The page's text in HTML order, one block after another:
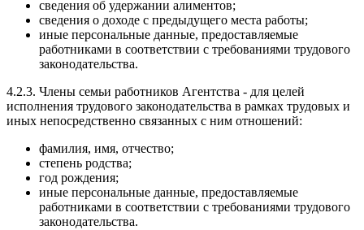
сведения об удержании алиментов;
сведения о доходе с предыдущего места работы;
иные персональные данные, предоставляемые
работниками в соответствии с требованиями трудового
законодательства.
4.2.3. Члены семьи работников Агентства - для целей
исполнения трудового законодательства в рамках трудовых и
иных непосредственно связанных с ним отношений:
фамилия, имя, отчество;
степень родства;
год рождения;
иные персональные данные, предоставляемые
работниками в соответствии с требованиями трудового
законодательства.